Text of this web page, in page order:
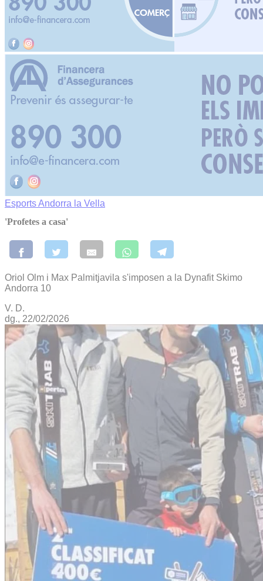
EsportsAndorra la Vella
'Profetes a casa'
Oriol Olm i Max Palmitjavila s'imposen a la Dynafit Skimo
Andorra 10
V. D.
dg., 22/02/2026